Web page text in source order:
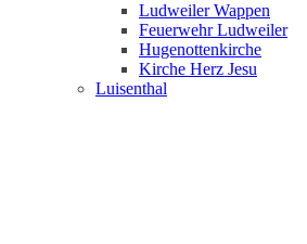
Ludweiler Wappen
Feuerwehr Ludweiler
Hugenottenkirche
Kirche Herz Jesu
Luisenthal